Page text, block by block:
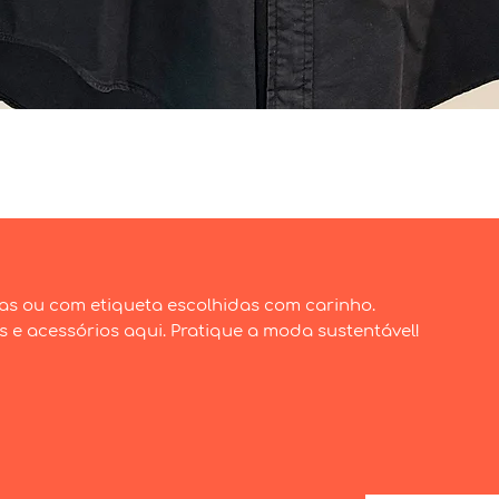
ou com etiqueta escolhidas com carinho.
e acessórios aqui. Pratique a moda sustentável!